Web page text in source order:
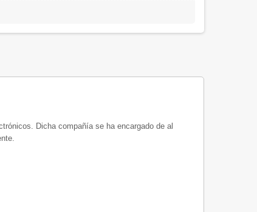
Dicha compañía se ha encargado de al